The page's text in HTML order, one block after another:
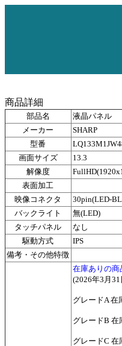
商品詳細
部品名
液晶パネル
メーカー
SHARP
型番
画面サイズ
13.3
解像度
表面加工
映像コネクタ
30pin(LED-
バックライト
無(LED)
タッチパネル
なし
駆動方式
IPS
備考・その他特徴
在庫ありの商
(2026年3月
グレードA 在
グレードB 在
グレードC 在